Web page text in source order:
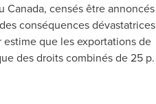
Canada, censés être annoncés
conséquences dévastatrices
que les exportations de
des droits combinés de 25 p.